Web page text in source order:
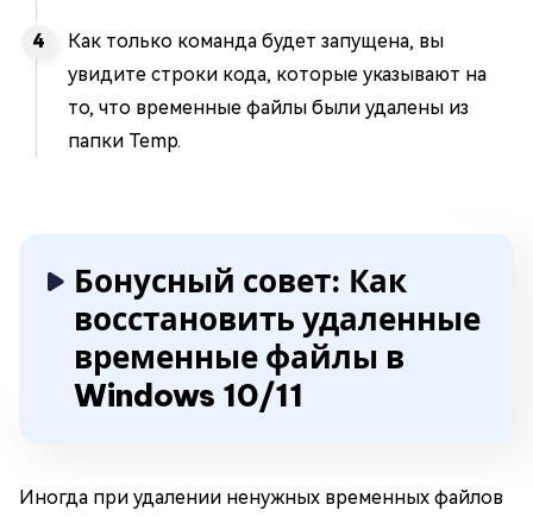
Как только команда будет запущена, вы
увидите строки кода, которые указывают на
то, что временные файлы были удалены из
папки Temp.
Бонусный совет: Как
восстановить удаленные
временные файлы в
Windows 10/11
Иногда при удалении ненужных временных файлов